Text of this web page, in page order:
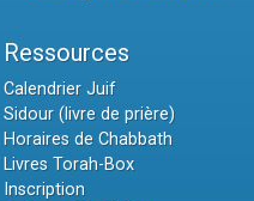
Ressources
Calendrier Juif
Sidour (livre de prière)
Horaires de Chabbath
Livres Torah-Box
Inscription